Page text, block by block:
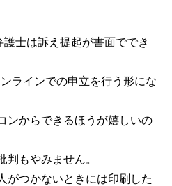
士は訴え提起が書面ででき
ラインでの申立を行う形にな
ンからできるほうが嬉しいの
判もやみません。
がつかないときには印刷した